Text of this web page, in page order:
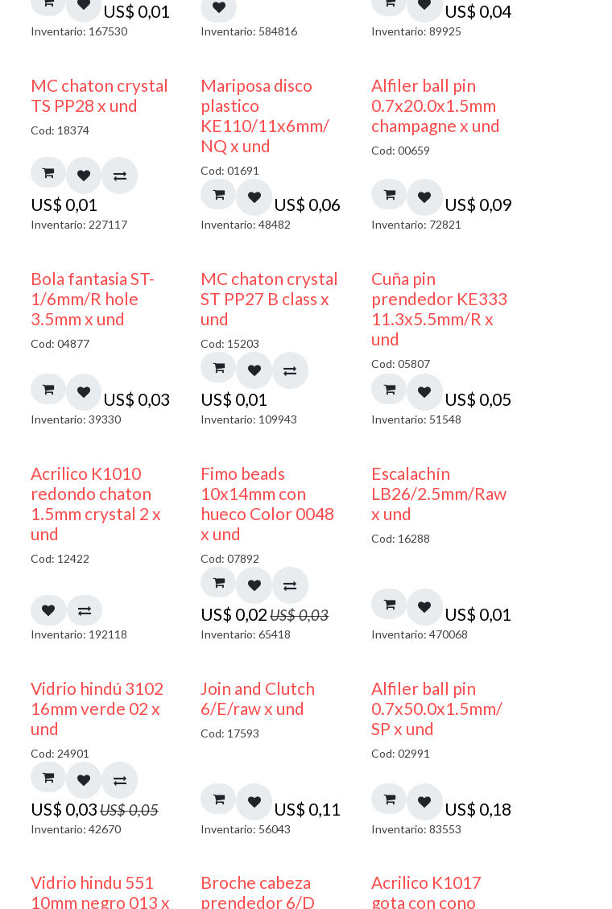
US$ 0,01
Inventario: 167530 Inventario: 584816
US$ 0,04
Inventario: 89925
MC chaton crystal
TS PP28 x und
Cod: 18374
US$ 0,01
Inventario: 227117
Mariposa disco
plastico
KE110/11x6mm/
NQ x und
Cod: 01691
US$ 0,06
Inventario: 48482
Alfiler ball pin
0.7x20.0x1.5mm
champagne x und
Cod: 00659
US$ 0,09
Inventario: 72821
Bola fantasia ST-
1/6mm/R hole
3.5mm x und
Cod: 04877
US$ 0,03
Inventario: 39330
MC chaton crystal
ST PP27 B class x
und
Cod: 15203
US$ 0,01
Inventario: 109943
Cuña pin
prendedor KE333
11.3x5.5mm/R x
und
Cod: 05807
US$ 0,05
Inventario: 51548
50% DESCUENTO
Acrilico K1010
redondo chaton
1.5mm crystal 2 x
und
Cod: 12422
Inventario: 192118
50% DESCUENTO
Fimo beads
10x14mm con
hueco Color 0048
x und
Cod: 07892
US$ 0,02 US$0,03
Inventario: 65418
Escalachín
LB26/2.5mm/Raw
x und
Cod: 16288
US$ 0,01
Inventario: 470068
40% DESCUENTO
Vidrio hindú 3102
16mm verde 02 x
und
Cod: 24901
US$ 0,03US$0,05
Inventario: 42670
Join and Clutch
6/E/raw x und
Cod: 17593
US$ 0,11
Inventario: 56043
Alfiler ball pin
0.7x50.0x1.5mm/
SP x und
Cod: 02991
US$ 0,18
Inventario: 83553
Vidrio hindu 551
10mm negro 013 x
Broche cabeza
prendedor 6/D
Acrilico K1017
gota con cono